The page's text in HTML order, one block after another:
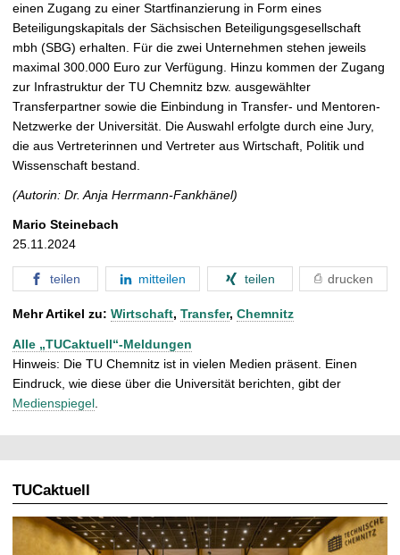
einen Zugang zu einer Startfinanzierung in Form eines
Beteiligungskapitals der Sächsischen Beteiligungsgesellschaft
mbh (SBG) erhalten. Für die zwei Unternehmen stehen jeweils
maximal 300.000 Euro zur Verfügung. Hinzu kommen der Zugang
zur Infrastruktur der TU Chemnitz bzw. ausgewählter
Transferpartner sowie die Einbindung in Transfer- und Mentoren-
Netzwerke der Universität. Die Auswahl erfolgte durch eine Jury,
die aus Vertreterinnen und Vertreter aus Wirtschaft, Politik und
Wissenschaft bestand.
(Autorin: Dr. Anja Herrmann-Fankhänel)
Mario Steinebach
25.11.2024
teilen mitteilen teilen drucken
Mehr Artikel zu: Wirtschaft, Transfer, Chemnitz
Alle „TUCaktuell“-Meldungen
Hinweis: Die TU Chemnitz ist in vielen Medien präsent. Einen
Eindruck, wie diese über die Universität berichten, gibt der
Medienspiegel
TUCaktuell